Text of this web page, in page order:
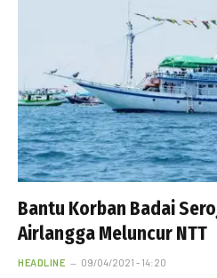
Bantu Korban Badai
Airlangga Meluncur NTT
HEADLINE 09/04/2021 - 14:20